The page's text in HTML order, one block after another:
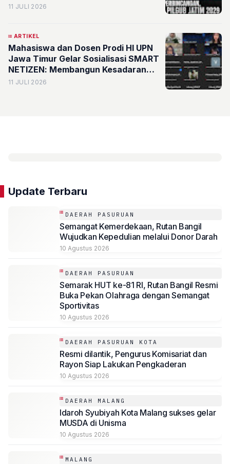
11 JULI 2026
ARTIKEL
Mahasiswa dan Dosen Prodi HI UPN
Jawa Timur Gelar Sosialisasi SMART
NETIZEN: Membangun Kesadaran
Literasi Digital dan Etika dalam
11 JULI 2026
Update Terbaru
DAERAH PASURUAN
Semangat Kemerdekaan, Rutan Bangil
Wujudkan Kepedulian melalui Donor Darah
10 Agustus 2026
DAERAH PASURUAN
Semarak HUT ke-81 RI, Rutan Bangil Resmi
Buka Pekan Olahraga dengan Semangat
Sportivitas
10 Agustus 2026
DAERAH PASURUAN KOTA
Resmi dilantik, Pengurus Komisariat dan
Rayon Siap Lakukan Pengkaderan
10 Agustus 2026
DAERAH MALANG
Idaroh Syubiyah Kota Malang sukses gelar
MUSDA di Unisma
10 Agustus 2026
MALANG